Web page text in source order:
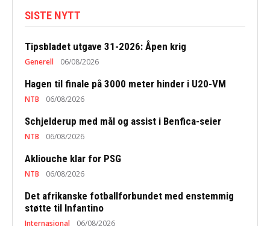
SISTE NYTT
Tipsbladet utgave 31-2026: Åpen krig
Generell 06/08/2026
Hagen til finale på 3000 meter hinder i U20-VM
NTB 06/08/2026
Schjelderup med mål og assist i Benfica-seier
NTB 06/08/2026
Akliouche klar for PSG
NTB 06/08/2026
Det afrikanske fotballforbundet med enstemmig
støtte til Infantino
Internasjonal 06/08/2026